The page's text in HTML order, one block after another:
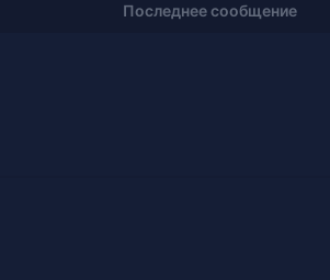
Последнее сообщение